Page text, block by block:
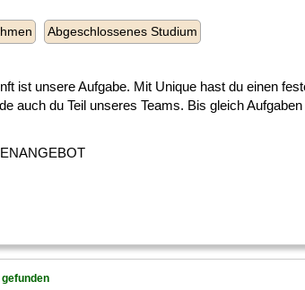
Abgeschlossenes Studium
ist unsere Aufgabe. Mit Unique hast du einen
auch du Teil unseres Teams. Bis gleich Aufgaben